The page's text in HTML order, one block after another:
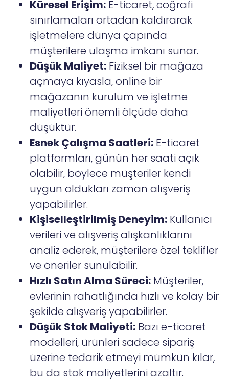
Küresel Erişim: E-ticaret, coğrafi
sınırlamaları ortadan kaldırarak
işletmelere dünya çapında
müşterilere ulaşma imkanı sunar.
Düşük Maliyet: Fiziksel bir mağaza
açmaya kıyasla, online bir
mağazanın kurulum ve işletme
maliyetleri önemli ölçüde daha
düşüktür.
Esnek Çalışma Saatleri: E-ticaret
platformları, günün her saati açık
olabilir, böylece müşteriler kendi
uygun oldukları zaman alışveriş
yapabilirler.
Kişiselleştirilmiş Deneyim: Kullanıcı
verileri ve alışveriş alışkanlıklarını
analiz ederek, müşterilere özel teklifler
ve öneriler sunulabilir.
Hızlı Satın Alma Süreci: Müşteriler,
evlerinin rahatlığında hızlı ve kolay bir
şekilde alışveriş yapabilirler.
Düşük Stok Maliyeti: Bazı e-ticaret
modelleri, ürünleri sadece sipariş
üzerine tedarik etmeyi mümkün kılar,
bu da stok maliyetlerini azaltır.